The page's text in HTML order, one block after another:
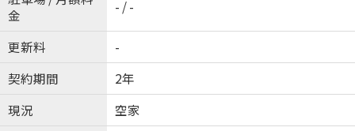
金
- / -
更新料
-
契約期間
2年
現況
空家